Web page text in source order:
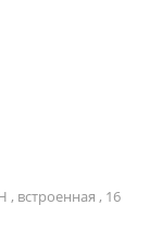
12450H , встроенная , 16